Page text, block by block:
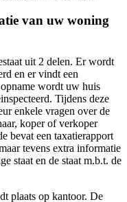
van uw woning
uit 2 delen. Er wordt
en er vindt een
wordt uw huis
Tijdens deze
enkele vragen over de
koper of verkoper
bevat een taxatierapport
tevens extra informatie
staat en de staat m.b.t. de
plaats op kantoor. De